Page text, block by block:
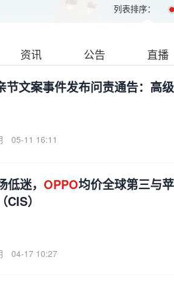
列表排序：
资讯 公告 直播
节文案事件发布问责通告：高
05-11 16:11
迷， OPPO均价全球第三与
）
04-17 10:27